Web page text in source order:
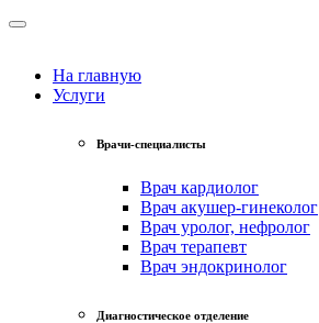
На главную
Услуги
Врачи-специалисты
Врач кардиолог
Врач акушер-гинеколог
Врач уролог, нефролог
Врач терапевт
Врач эндокринолог
Диагностическое отделение